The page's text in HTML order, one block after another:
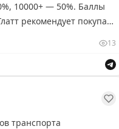
10000+ — 50%. Баллы
рекомендует покупать
13
транспорта